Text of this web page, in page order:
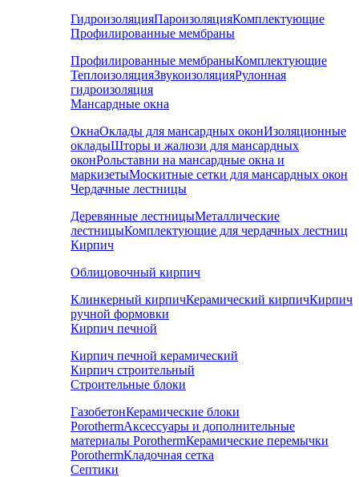
ГидроизоляцияПароизоляцияКомплектующие
Профилированные мембраны
Профилированные мембраныКомплектующие
ТеплоизоляцияЗвукоизоляцияРулонная
гидроизоляция
Мансардные окна
ОкнаОклады для мансардных оконИзоляционные
окладыШторы и жалюзи для мансардных
оконРольставни на мансардные окна и
маркизетыМоскитные сетки для мансардных окон
Чердачные лестницы
Деревянные лестницыМеталлические
лестницыКомплектующие для чердачных лестниц
Кирпич
Облицовочный кирпич
Клинкерный кирпичКерамический кирпичКирпич
ручной формовки
Кирпич печной
Кирпич печной керамический
Кирпич строительный
Строительные блоки
ГазобетонКерамические блоки
PorothermАксессуары и дополнительные
материалы PorothermКерамические перемычки
PorothermКладочная сетка
Септики